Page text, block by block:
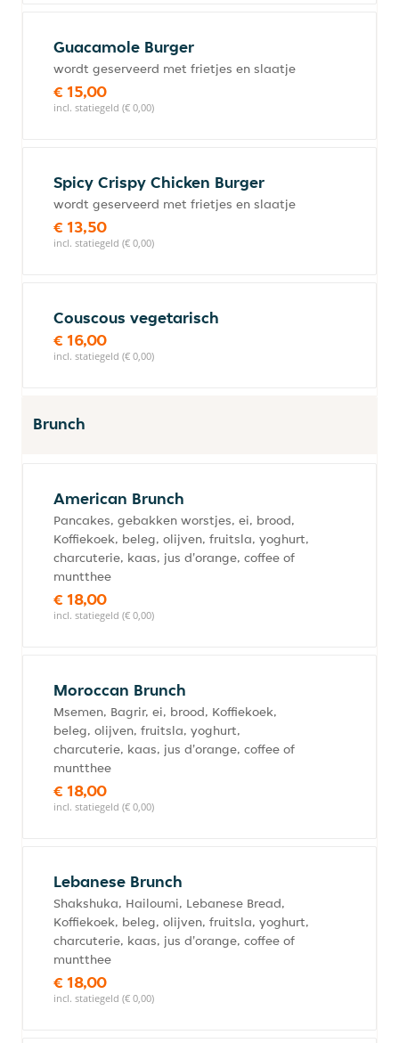
Guacamole Burger
wordt geserveerd met frietjes en slaatje
€ 15,00
incl. statiegeld (€ 0,00)
Spicy Crispy Chicken Burger
wordt geserveerd met frietjes en slaatje
€ 13,50
incl. statiegeld (€ 0,00)
Couscous vegetarisch
€ 16,00
incl. statiegeld (€ 0,00)
Brunch
American Brunch
Pancakes, gebakken worstjes, ei, brood,
Koffiekoek, beleg, olijven, fruitsla, yoghurt,
charcuterie, kaas, jus d'orange, coffee of
muntthee
€ 18,00
incl. statiegeld (€ 0,00)
Moroccan Brunch
Msemen, Bagrir, ei, brood, Koffiekoek,
beleg, olijven, fruitsla, yoghurt,
charcuterie, kaas, jus d'orange, coffee of
muntthee
€ 18,00
incl. statiegeld (€ 0,00)
Lebanese Brunch
Shakshuka, Hailoumi, Lebanese Bread,
Koffiekoek, beleg, olijven, fruitsla, yoghurt,
charcuterie, kaas, jus d'orange, coffee of
muntthee
€ 18,00
incl. statiegeld (€ 0,00)